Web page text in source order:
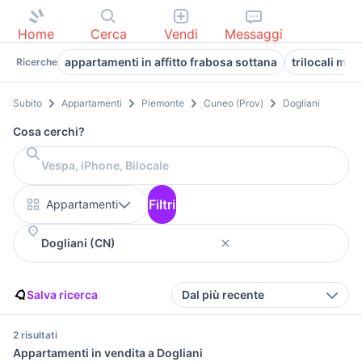
Home Cerca Vendi Messaggi
Ricerche appartamenti in affitto frabosa sottana trilocali
Subito Appartamenti Piemonte Cuneo (Prov) Dogliani
Cosa cerchi?
Appartamenti Filtri
Salva ricerca Dal più recente
2 risultati
Appartamenti in vendita a Dogliani